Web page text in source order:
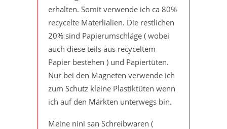
erhalten. Somit verwende ich ca 80%
recycelte Materlialien. Die restlichen
20% sind Papierumschläge ( wobei
auch diese teils aus recyceltem
Papier bestehen ) und Papiertüten.
Nur bei den Magneten verwende ich
zum Schutz kleine Plastiktüten wenn
ich auf den Märkten unterwegs bin.
Meine nini san Schreibwaren (